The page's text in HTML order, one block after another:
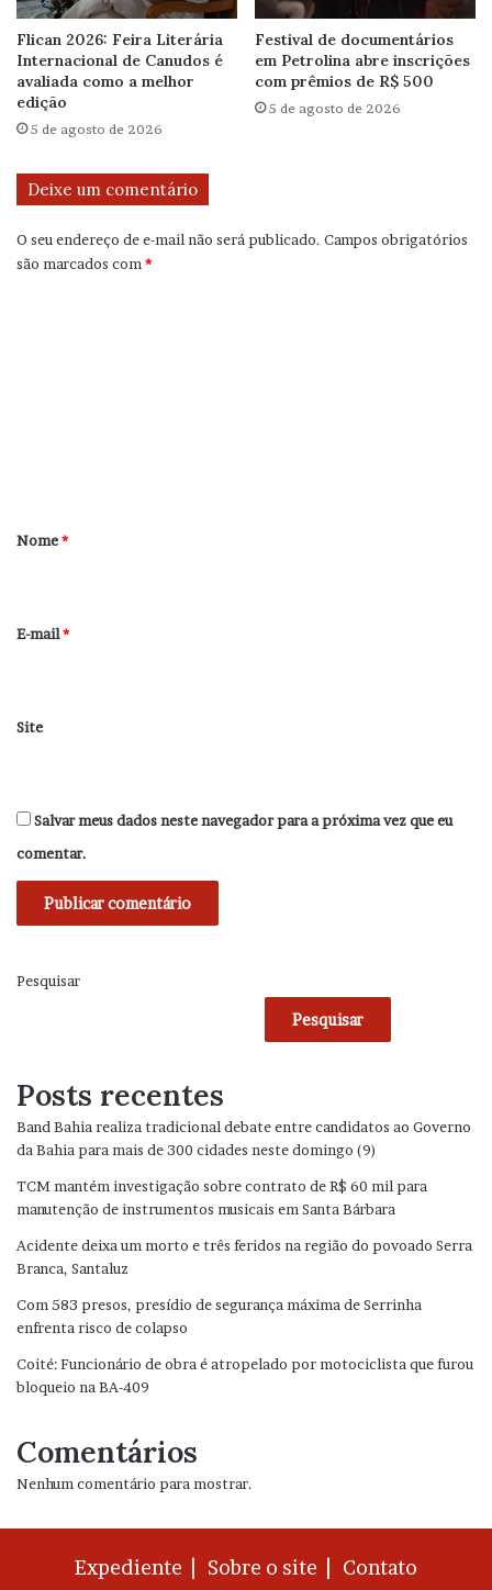
Flican 2026: Feira Literária
Internacional de Canudos é
avaliada como a melhor
edição
5 de agosto de 2026
Festival de documentários
em Petrolina abre inscrições
com prêmios de R$ 500
5 de agosto de 2026
Deixe um comentário
O seu endereço de e-mail não será publicado. Campos obrigatórios
são marcados com*
r
*
Nome*
E-mail*
Site
Salvar meus dados neste navegador para a próxima vez que eu
comentar.
Pesquisar
Pesquisar
Posts recentes
Band Bahia realiza tradicional debate entre candidatos ao Governo
da Bahia para mais de 300 cidades neste domingo (9)
TCM mantém investigação sobre contrato de R$ 60 mil para
manutenção de instrumentos musicais em Santa Bárbara
Acidente deixa um morto e três feridos na região do povoado Serra
Branca, Santaluz
Com 583 presos, presídio de segurança máxima de Serrinha
enfrenta risco de colapso
Coité: Funcionário de obra é atropelado por motociclista que furou
bloqueio na BA-409
Comentários
Nenhum comentário para mostrar.
Expediente | Sobre o site | Contato